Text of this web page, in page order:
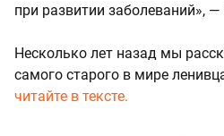
при развитии заболеваний»,
Несколько лет назад мы
самого старого в мире
читайте в тексте.